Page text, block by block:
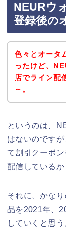
NEURウ
登録後の
色々とオータ
ったけど、
店でライン配
～。
というのは、
はないのです
て割引クーポ
配信しているか
それに、かな
品を2021年、
していくと思